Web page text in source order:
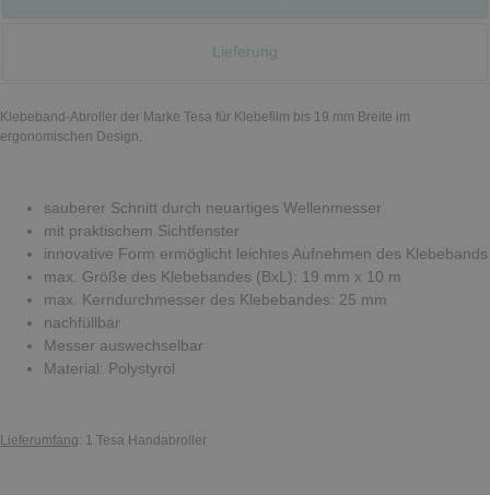
Lieferung
Klebeband-Abroller der Marke Tesa für Klebefilm bis 19 mm Breite im
ergonomischen Design.
sauberer Schnitt durch neuartiges Wellenmesser
mit praktischem Sichtfenster
innovative Form ermöglicht leichtes Aufnehmen des Klebebands
max. Größe des Klebebandes (BxL): 19 mm x 10 m
max. Kerndurchmesser des Klebebandes: 25 mm
nachfüllbar
Messer auswechselbar
Material: Polystyrol
Lieferumfang: 1 Tesa Handabroller